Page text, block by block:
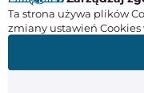
Ta strona używa plików
zmiany ustawień Cookies